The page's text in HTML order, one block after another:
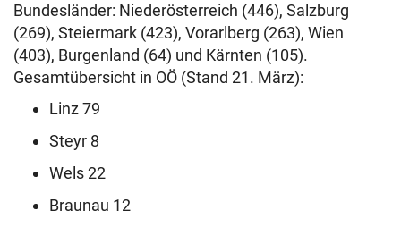
Bundesländer: Niederösterreich (446), Salzburg
(269), Steiermark (423), Vorarlberg (263), Wien
(403), Burgenland (64) und Kärnten (105).
Gesamtübersicht in OÖ (Stand 21. März):
Linz 79
Steyr 8
Wels 22
Braunau 12